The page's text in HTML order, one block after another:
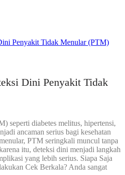
Dini Penyakit Tidak
seperti diabetes melitus, hipertensi,
ancaman serius bagi kesehatan
PTM seringkali muncul tanpa
itu, deteksi dini menjadi langkah
yang lebih serius. Siapa Saja
Cek Berkala? Anda sangat